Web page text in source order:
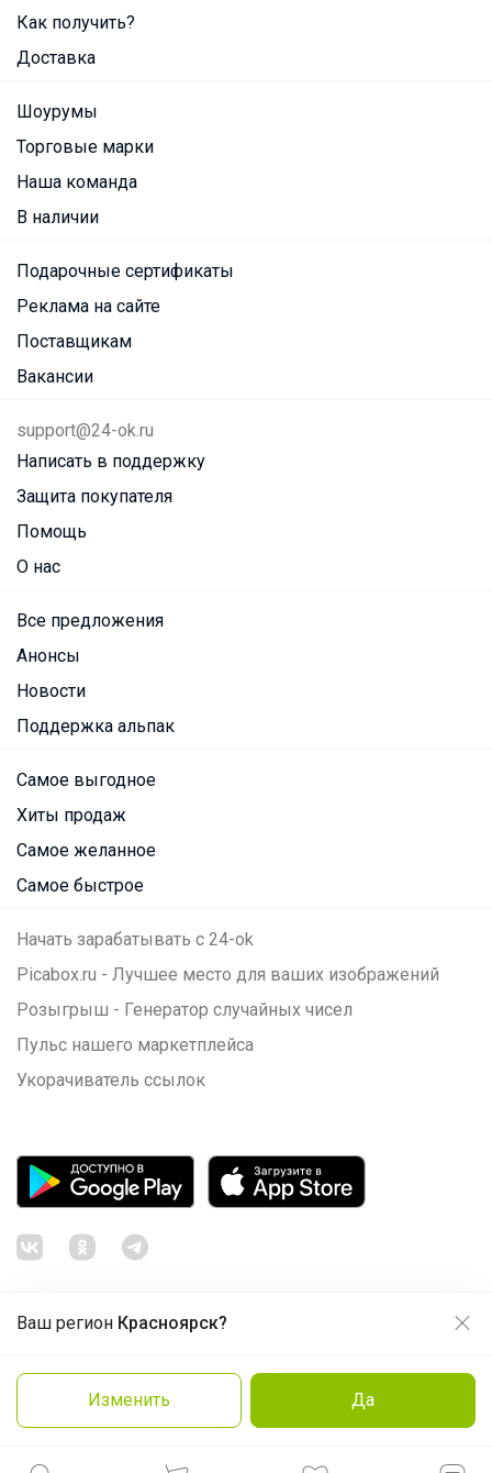
Ваш регион Красноярск?
Изменить Да
Как получить?
Доставка
Шоурумы
Торговые марки
Наша команда
В наличии
Подарочные сертификаты
Реклама на сайте
Поставщикам
Вакансии
support@24-ok.ru
Написать в поддержку
Защита покупателя
Помощь
О нас
Все предложения
Анонсы
Новости
Поддержка альпак
Самое выгодное
Хиты продаж
Самое желанное
Самое быстрое
Начать зарабатывать с 24-ok
Picabox.ru - Лучшее место для ваших изображений
Розыгрыш - Генератор случайных чисел
Пульс нашего маркетплейса
Укорачиватель ссылок
Политика конфиденциальности
Cоглашение пользователя
Продолжая использовать этот сайт и нажимая кнопку
Принять